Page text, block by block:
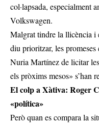
col·lapsada, especialment
Volkswagen.
Malgrat tindre la llicència i
diu prioritzar, les promeses
Nuria Martínez de licitar
els pròxims mesos» s’han
El colp a Xàtiva: Roger
«política»
Però quan es compara la